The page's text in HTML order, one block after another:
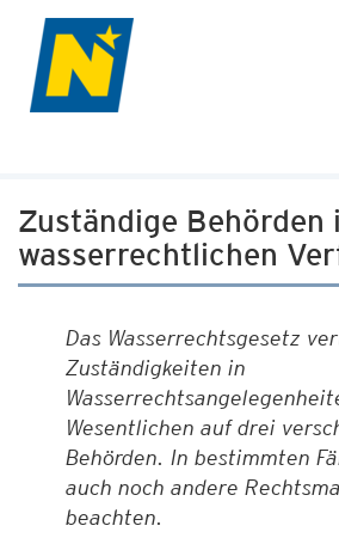
Zuständige Behörden
wasserrechtlichen
Das Wasserrechtsgesetz
Zuständigkeiten in
Wesentlichen auf drei
Behörden. In bestimmten
auch noch andere
beachten.